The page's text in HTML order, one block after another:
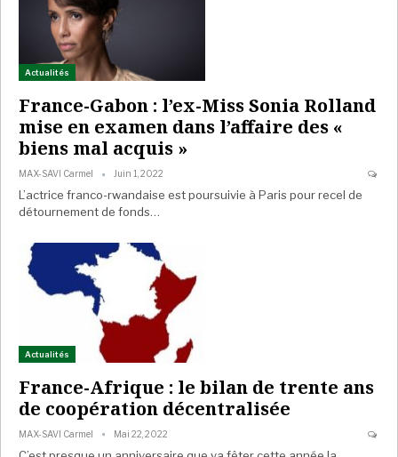
Actualités
France-Gabon : l’ex-Miss Sonia Rolland
mise en examen dans l’affaire des «
biens mal acquis »
MAX-SAVI Carmel Juin 1, 2022
L’actrice franco-rwandaise est poursuivie à Paris pour recel de
détournement de fonds…
Actualités
France-Afrique : le bilan de trente ans
de coopération décentralisée
MAX-SAVI Carmel Mai 22, 2022